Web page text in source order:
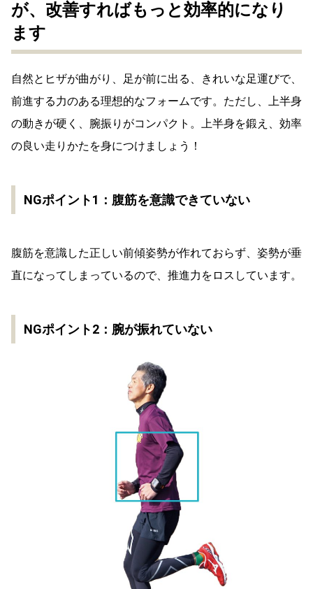
が、改善すればもっと効率的になり
ます
自然とヒザが曲がり、足が前に出る、きれいな足運びで、
前進する力のある理想的なフォームです。ただし、上半身
の動きが硬く、腕振りがコンパクト。上半身を鍛え、効率
の良い走りかたを身につけましょう！
NGポイント1：腹筋を意識できていない
腹筋を意識した正しい前傾姿勢が作れておらず、姿勢が垂
直になってしまっているので、推進力をロスしています。
NGポイント2：腕が振れていない